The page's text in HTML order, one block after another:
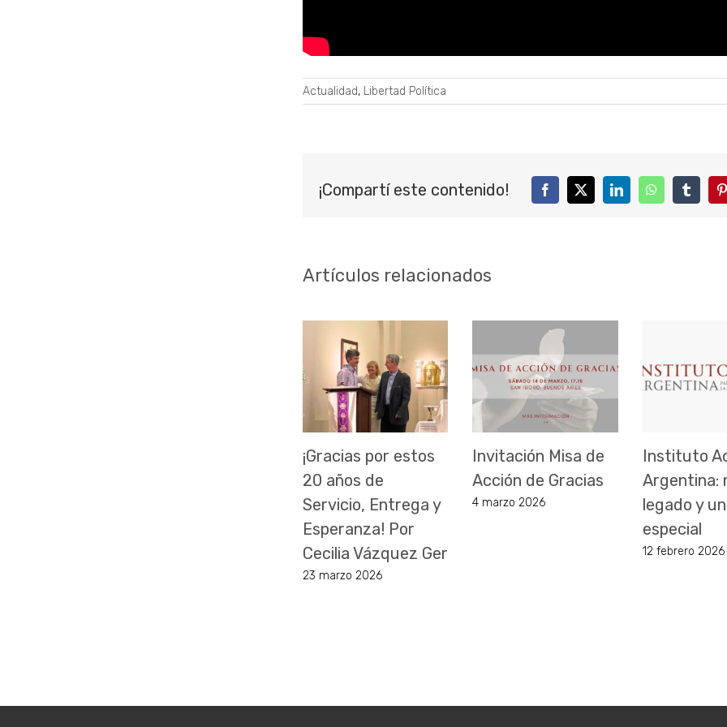
Actualidad, Libertad Política
¡Compartí este contenido! FacebookTwitterLinkedInWhatsAppTumblr
Artículos relacionados
¡Gracias por estos
20 años de
Servicio, Entrega y
Esperanza! Por
Cecilia Vázquez Ger
23 marzo 2026
Invitación Misa de
Acción de Gracias
4 marzo 2026
Instituto
Argentina:
legado y
especial
12 febrero 2026